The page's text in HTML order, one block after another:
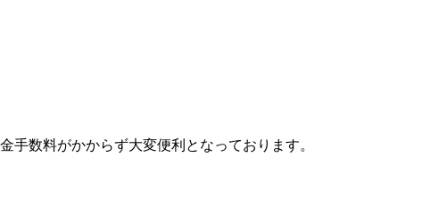
数料がかからず大変便利となっております。